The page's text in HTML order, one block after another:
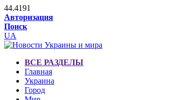
44.4191
Авторизация
Поиск
UA
ВСЕ РАЗДЕЛЫ
Главная
Украина
Город